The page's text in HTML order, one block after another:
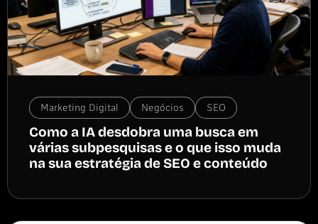
Marketing Digital Negócios SEO
Como a IA desdobra uma busca em
várias subpesquisas e o que isso muda
na sua estratégia de SEO e conteúdo